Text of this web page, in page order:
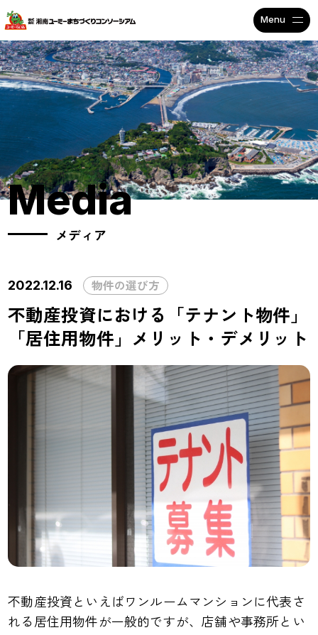
不動産投資で安定収入な
Media
メディア
2022.12.16 物件の選び方
不動産投資における「テナント物件」
「居住用物件」メリット・デメリット
不動産投資といえばワンルームマンションに代表さ
れる居住用物件が一般的ですが、店舗や事務所とい